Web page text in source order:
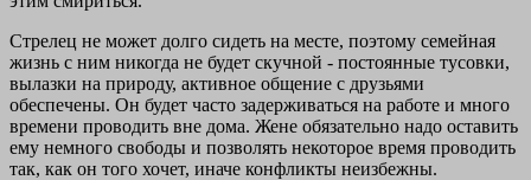
Стрелец не может долго сидеть на месте, поэтому семейная
жизнь с ним никогда не будет скучной - постоянные тусовки,
вылазки на природу, активное общение с друзьями
обеспечены. Он будет часто задерживаться на работе и много
времени проводить вне дома. Жене обязательно надо оставить
ему немного свободы и позволять некоторое время проводить
так, как он того хочет, иначе конфликты неизбежны.